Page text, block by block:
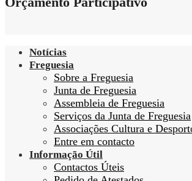
Notícias
Freguesia
Sobre a Freguesia
Junta de Freguesia
Assembleia de Freguesia
Serviços da Junta de Freguesia
Associações Cultura e
Entre em contacto
Informação Útil
Contactos Úteis